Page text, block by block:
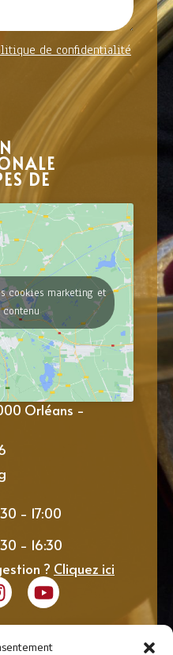
de confidentialité
DE
cookies marketing et
Orléans -
- 17:00
- 16:30
? Cliquez ici